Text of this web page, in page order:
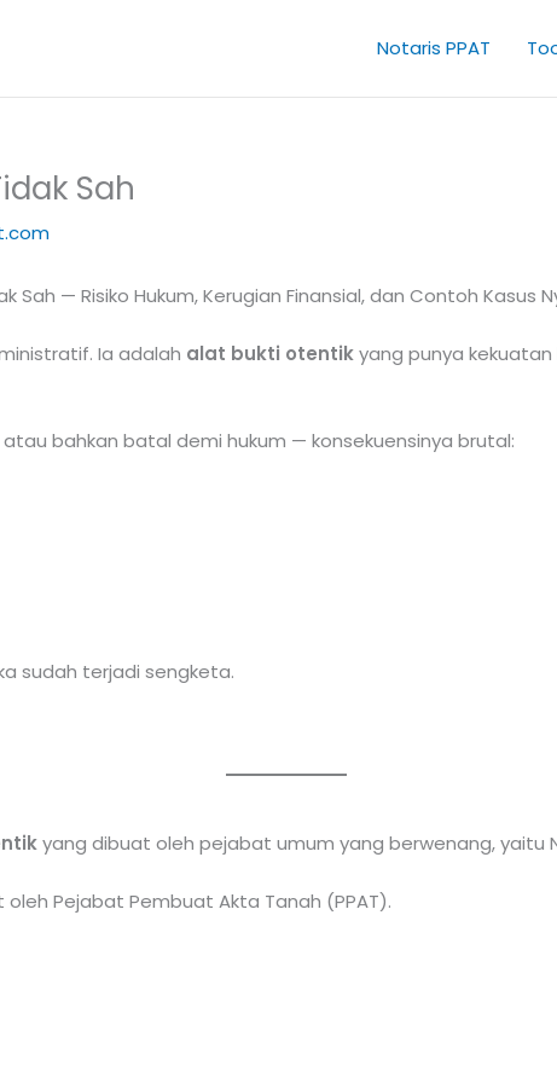
Notaris PPAT
Sah
— Risiko Hukum, Kerugian Finansial, dan Contoh Kasus
Ia adalah alat bukti otentikyang punya
bahkan batal demi hukum — konsekuensinya brutal:
sudah terjadi sengketa.
yang dibuat oleh pejabat umum yang berwenang, yaitu
Pejabat Pembuat Akta Tanah (PPAT).